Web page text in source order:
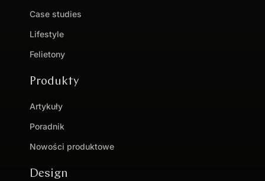
Case studies
Lifestyle
Felietony
Produkty
Artykuły
Poradnik
Nowości produktowe
Design